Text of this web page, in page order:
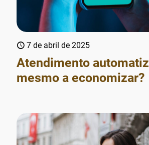
7 de abril de 2025
Atendimento
mesmo a economizar?